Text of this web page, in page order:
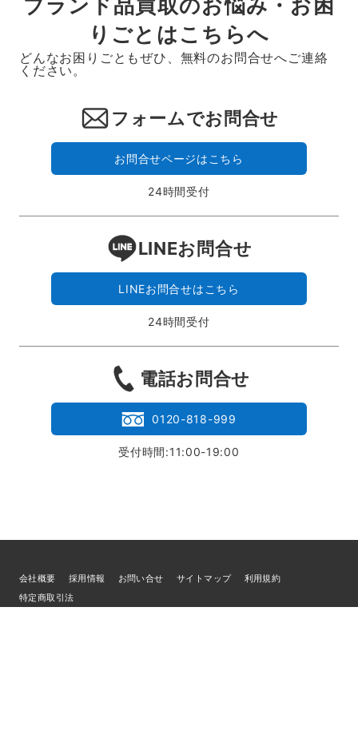
りごとはこちらへ
どんなお困りごともぜひ、無料のお問合せへご連絡
ください。
フォームでお問合せ
お問合せページはこちら
24時間受付
LINEお問合せ
LINEお問合せはこちら
24時間受付
電話お問合せ
0120-818-999
受付時間:11:00-19:00
会社概要 採用情報 お問い合せ サイトマップ
利用規約
特定商取引法